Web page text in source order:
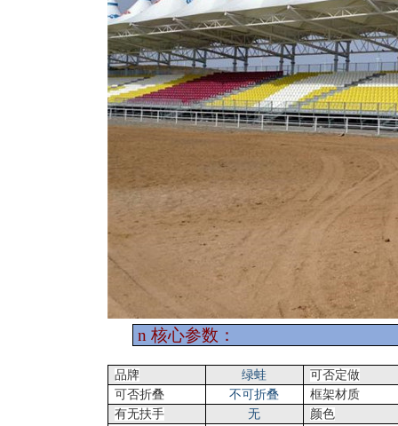
n 核心参数：
品牌 绿蛙
可否定做
可否折叠
不可折叠
框架材质
有无扶手
无
颜色